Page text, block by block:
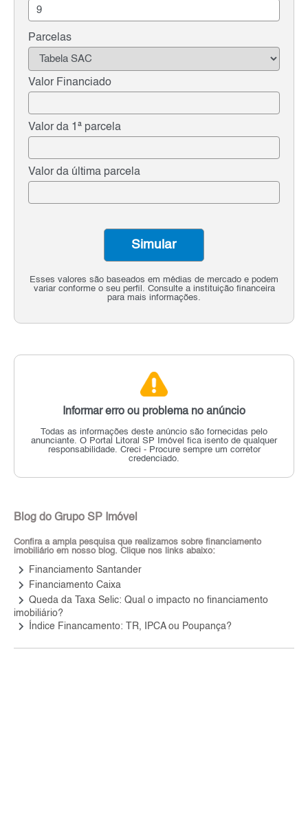
Parcelas
Valor Financiado
Valor da 1ª parcela
Valor da última parcela
Esses valores são baseados em médias de mercado e podem
variar conforme o seu perfil. Consulte a instituição financeira
para mais informações.
Simular
Informar erro ou problema no anúncio
Todas as informações deste anúncio são fornecidas pelo
anunciante. O Portal Litoral SP Imóvel fica isento de qualquer
responsabilidade. Creci - Procure sempre um corretor
credenciado.
Blog do Grupo SP Imóvel
Confira a ampla pesquisa que realizamos sobre financiamento
imobiliário em nosso blog. Clique nos links abaixo:
keyboard_arrow_right Financiamento Santander
keyboard_arrow_right Financiamento Caixa
keyboard_arrow_right Queda da Taxa Selic: Qual o impacto no financiamento
imobiliário?
keyboard_arrow_right Índice Financamento: TR, IPCA ou Poupança?